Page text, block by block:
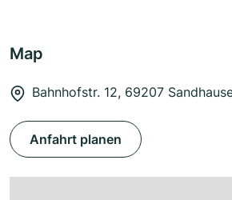
Map
Bahnhofstr. 12, 69207
Anfahrt planen